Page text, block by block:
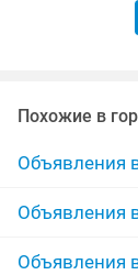
Похожие в
Объявления
Объявления
Объявления